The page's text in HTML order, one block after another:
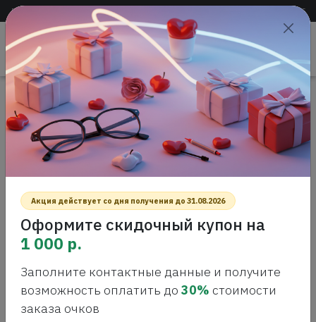
Доставка по всей России +7 (383) 288-54-55
САЛОН ОПТИКИ
Проверить
зрение
Линзы Nikon со скидкой 30 %
ЛИНЗЫ NIKON СО СКИДКОЙ 30%
Акция действует со дня получения до 31.08.2026
Оформите скидочный купон на
1 000 р.
Заполните контактные данные и получите
возможность оплатить до 30% стоимости
заказа очков